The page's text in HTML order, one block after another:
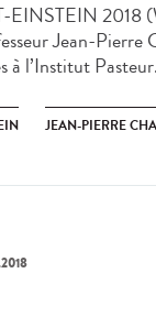
EINSTEIN 2018
Jean-Pierre
à l’Institut
JEAN-PIERRE